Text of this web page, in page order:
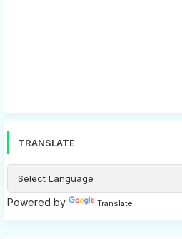
TRANSLATE
Powered by Translate